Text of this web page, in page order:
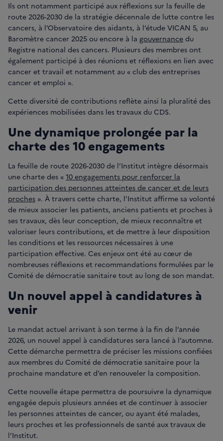
Ils ont notamment participé aux réflexions sur la feuille de
route 2026-2030 de la stratégie décennale de lutte contre les
cancers, à l’Observatoire des aidants, à l’étude VICAN 5, au
Baromètre cancer 2025 ou encore à la gouvernance du
Registre national des cancers. Plusieurs des membres ont
également participé à des réunions et réflexions en lien avec
cancer et travail et notamment au « club des entreprises
cancer et emploi ».
Cette diversité de contributions reflète ainsi la pluralité des
expériences mobilisées dans les travaux du CDS.
Une dynamique prolongée par la
charte des 10 engagements
La feuille de route 2026-2030 de l’Institut intègre désormais
une charte des « 10 engagements pour renforcer la
participation des personnes atteintes de cancer et de leurs
proches ». À travers cette charte, l’Institut affirme sa volonté
de mieux associer les patients, anciens patients et proches à
ses travaux, dès leur conception, de mieux reconnaître et
valoriser leurs contributions, et de mettre à leur disposition
les conditions et les ressources nécessaires à une
participation effective. Ces enjeux ont été au cœur de
nombreuses réflexions et recommandations formulées par le
Comité de démocratie sanitaire tout au long de son mandat.
Un nouvel appel à candidatures à
venir
Le mandat actuel arrivant à son terme à la fin de l’année
2026, un nouvel appel à candidatures sera lancé à l’automne.
Cette démarche permettra de préciser les missions confiées
aux membres du Comité de démocratie sanitaire pour la
prochaine mandature et d’en renouveler la composition.
Cette nouvelle étape permettra de poursuivre la dynamique
engagée depuis plusieurs années et de continuer à associer
les personnes atteintes de cancer, ou ayant été malades,
leurs proches et les professionnels de santé aux travaux de
l’Institut.